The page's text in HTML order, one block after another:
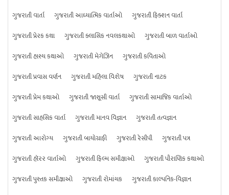
ગુજરાતી વાર્તા ગુજરાતી આધ્યાત્મિક વાર્તાઓ
ગુજરાતી ફિક્શન વાર્તા
ગુજરાતી પ્રેરક કથા
ગુજરાતી ક્લાસિક નવલકથાઓ
ગુજરાતી બાળ વાર્તાઓ
ગુજરાતી હાસ્ય કથાઓ
ગુજરાતી મેગેઝિન
ગુજરાતી કવિતાઓ
ગુજરાતી પ્રવાસ વર્ણન
ગુજરાતી મહિલા વિશેષ
ગુજરાતી નાટક
ગુજરાતી પ્રેમ કથાઓ
ગુજરાતી જાસૂસી વાર્તા
ગુજરાતી સામાજિક વાર્તાઓ
ગુજરાતી સાહસિક વાર્તા
ગુજરાતી માનવ વિજ્ઞાન
ગુજરાતી તત્વજ્ઞાન
ગુજરાતી આરોગ્ય
ગુજરાતી બાયોગ્રાફી ગુજરાતી રેસીપી
ગુજરાતી પત્ર
ગુજરાતી હૉરર વાર્તાઓ
ગુજરાતી ફિલ્મ સમીક્ષાઓ
ગુજરાતી પૌરાણિક કથાઓ
ગુજરાતી પુસ્તક સમીક્ષાઓ
ગુજરાતી રોમાંચક
ગુજરાતી કાલ્પનિક-વિજ્ઞાન